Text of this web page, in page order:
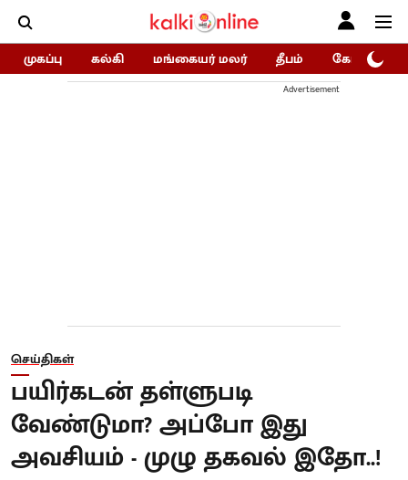
முகப்பு கல்கி மங்கையர் மலர் தீபம் கோகுலம்/
Advertisement
செய்திகள்
பயிர்கடன் தள்ளுபடி
வேண்டுமா? அப்போ இது
அவசியம் - முழு தகவல் இதோ..!